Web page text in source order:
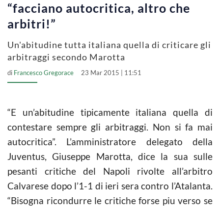
“facciano autocritica, altro che
arbitri!”
Un'abitudine tutta italiana quella di criticare gli
arbitraggi secondo Marotta
di Francesco Gregorace 23 Mar 2015 | 11:51
“E un’abitudine tipicamente italiana quella di
contestare sempre gli arbitraggi. Non si fa mai
autocritica”. L’amministratore delegato della
Juventus, Giuseppe Marotta, dice la sua sulle
pesanti critiche del Napoli rivolte all’arbitro
Calvarese dopo l’1-1 di ieri sera contro l’Atalanta.
“Bisogna ricondurre le critiche forse piu verso se